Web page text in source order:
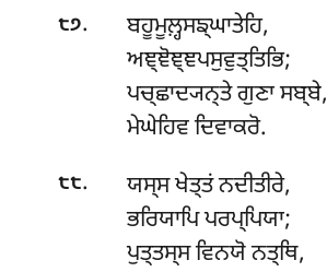
੮੭.
ਬਹੂਮੂਲ਼੍ਹਸਙ੍ਘਾਤੇਹਿ,
ਅਞ੍ਞੋਞ੍ਞਪਸੁਵੁਤ੍ਤਿਭਿ;
ਪਚ੍ਛਾਦ੍ਯਨ੍ਤੇ ਗੁਣਾ ਸਬ੍ਬੇ,
ਮੇਘੇਹਿਵ ਦਿਵਾਕਰੋ.
੮੮.
ਯਸ੍ਸ ਖੇਤ੍ਤਂ ਨਦੀਤੀਰੇ,
ਭਰਿਯਾਪਿ ਪਰਪ੍ਪਿਯਾ;
ਪੁਤ੍ਤਸ੍ਸ ਵਿਨਯੋ ਨਤ੍ਥਿ,